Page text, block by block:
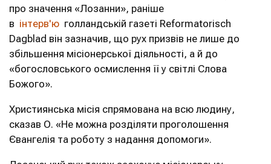
про значення «Лозанни», раніше
в інтерв'ю голландській газеті Reformatorisch
Dagblad він зазначив, що рух призвів не лише до
збільшення місіонерської діяльності, а й до
«богословського осмислення її у світлі Слова
Божого».
Християнська місія спрямована на всю людину,
сказав О. «Не можна розділяти проголошення
Євангелія та роботу з надання допомоги».